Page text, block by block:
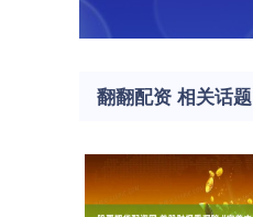
翻翻配资 相关话题